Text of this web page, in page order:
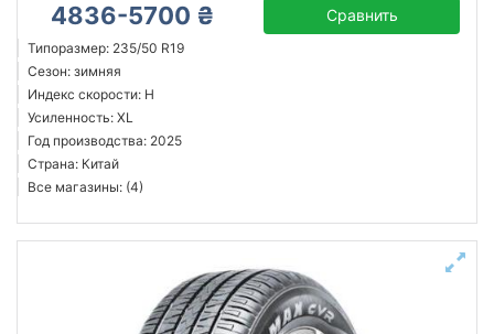
4836-5700 ₴ Сравнить
Типоразмер: 235/50 R19
Сезон: зимняя
Индекс скорости: H
Усиленность: XL
Год производства: 2025
Страна: Китай
Все магазины: (4)